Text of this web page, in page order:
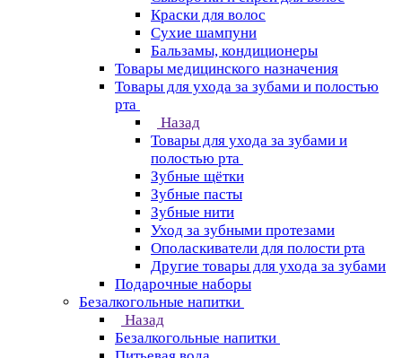
Краски для волос
Сухие шампуни
Бальзамы, кондиционеры
Товары медицинского назначения
Товары для ухода за зубами и полостью
рта
Назад
Товары для ухода за зубами и
полостью рта
Зубные щётки
Зубные пасты
Зубные нити
Уход за зубными протезами
Ополаскиватели для полости рта
Другие товары для ухода за зубами
Подарочные наборы
Безалкогольные напитки
Назад
Безалкогольные напитки